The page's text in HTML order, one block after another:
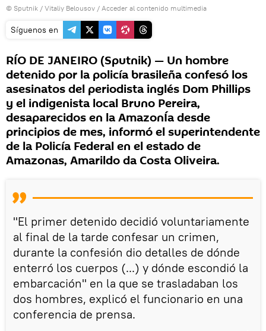
© Sputnik / Vitaliy Belousov / Acceder al contenido multimedia
Síguenos en
RÍO DE JANEIRO (Sputnik) — Un hombre
detenido por la policía brasileña confesó los
asesinatos del periodista inglés Dom Phillips
y el indigenista local Bruno Pereira,
desaparecidos en la AmazonÍa desde
principios de mes, informó el superintendente
de la Policía Federal en el estado de
Amazonas, Amarildo da Costa Oliveira.
"El primer detenido decidió voluntariamente
al final de la tarde confesar un crimen,
durante la confesión dio detalles de dónde
enterró los cuerpos (...) y dónde escondió la
embarcación" en la que se trasladaban los
dos hombres, explicó el funcionario en una
conferencia de prensa.